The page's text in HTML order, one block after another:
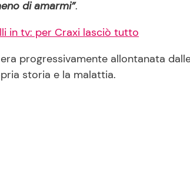
di amarmi”.
in tv: per Craxi lasciò tutto
progressivamente allontanata
storia e la malattia.